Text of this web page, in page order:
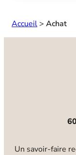
Accueil > Achat
Un savoir-faire